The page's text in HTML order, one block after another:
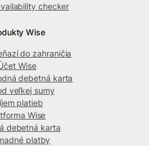
checker
Wise
do zahraničia
Wise
debetná karta
veľkej sumy
platieb
Wise
debetná karta
platby